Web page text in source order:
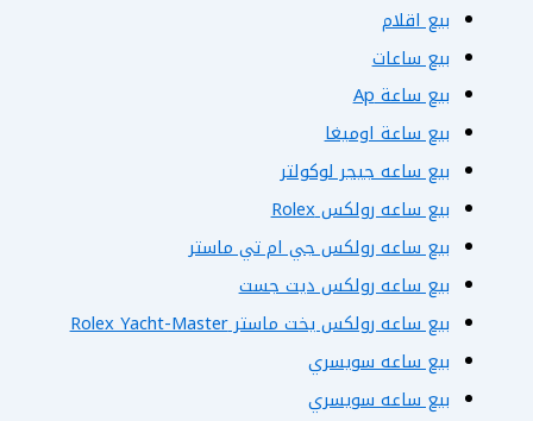
بيع اقلام
بيع ساعات
بيع ساعة Ap
بيع ساعة اوميغا
بيع ساعه جيجر لوكولتر
بيع ساعه رولكس Rolex
بيع ساعه رولكس جي ام تي ماستر
بيع ساعه رولكس ديت جست
بيع ساعه رولكس يخت ماستر Rolex Yacht-Master
بيع ساعه سويسري
بيع ساعه سويسري